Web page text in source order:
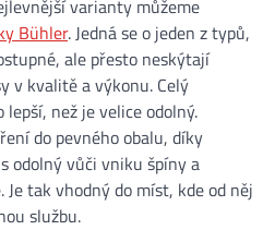
varianty můžeme
Bühler. Jedná se o jeden z typů,
ale přesto neskýtají
v kvalitě a výkonu. Celý
než je velice odolný.
do pevného obalu, díky
odolný vůči vniku špíny a
tak vhodný do míst, kde od něj
službu.